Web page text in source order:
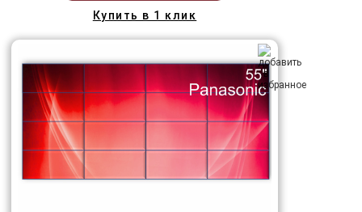
Купить в 1 клик